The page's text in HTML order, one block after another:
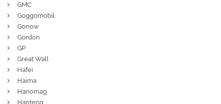
GMC
Goggomobil
Gonow
Gordon
GP
Great Wall
Hafei
Haima
Hanomag
Hanteng